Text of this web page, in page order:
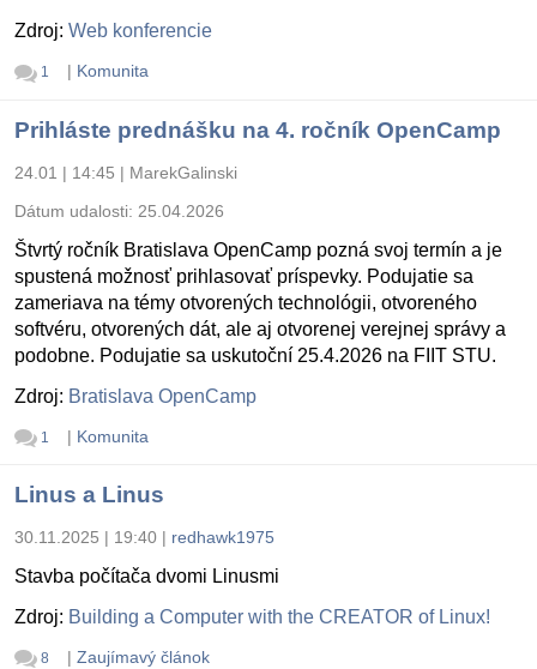
Zdroj: Web konferencie
1 | Komunita
Prihláste prednášku na 4. ročník OpenCamp
24.01 | 14:45 | MarekGalinski
Dátum udalosti: 25.04.2026
Štvrtý ročník Bratislava OpenCamp pozná svoj termín a je
spustená možnosť prihlasovať príspevky. Podujatie sa
zameriava na témy otvorených technológii, otvoreného
softvéru, otvorených dát, ale aj otvorenej verejnej správy a
podobne. Podujatie sa uskutoční 25.4.2026 na FIIT STU.
Zdroj: Bratislava OpenCamp
1 | Komunita
Linus a Linus
30.11.2025 | 19:40 | redhawk1975
Stavba počítača dvomi Linusmi
Zdroj: Building a Computer with the CREATOR of Linux!
8 | Zaujímavý článok